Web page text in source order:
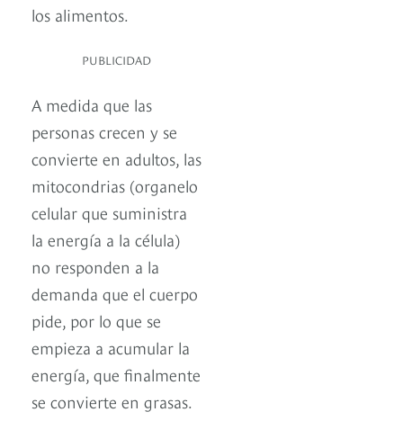
los alimentos.
PUBLICIDAD
A medida que las
personas crecen y se
convierte en adultos, las
mitocondrias (organelo
celular que suministra
la energía a la célula)
no responden a la
demanda que el cuerpo
pide, por lo que se
empieza a acumular la
energía, que finalmente
se convierte en grasas.